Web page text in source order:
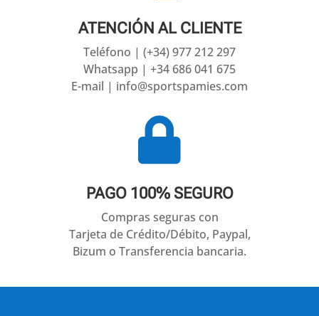
ATENCIÓN AL CLIENTE
Teléfono | (+34) 977 212 297
Whatsapp | +34 686 041 675
E-mail | info@sportspamies.com

PAGO 100% SEGURO
Compras seguras con
Tarjeta de Crédito/Débito, Paypal,
Bizum o Transferencia bancaria.